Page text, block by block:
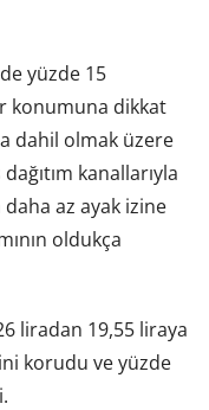
yüzde 15
konumuna dikkat
dahil olmak üzere
kanallarıyla
az ayak izine
oldukça
liradan 19,55 liraya
korudu ve yüzde